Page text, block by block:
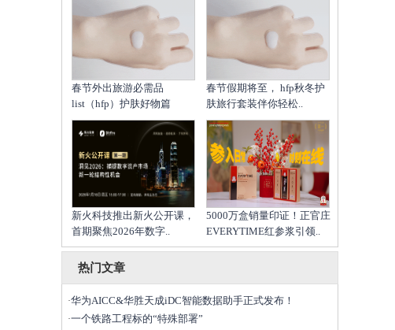
春节外出旅游必需品
list（hfp）护肤好物篇
春节假期将至， hfp秋冬护
肤旅行套装伴你轻松..
新火科技推出新火公开课，
首期聚焦2026年数字..
5000万盒销量印证！正官庄
EVERYTIME红参浆引领..
热门文章
·华为AICC&华胜天成iDC智能数据助手正式发布！
·一个铁路工程标的“特殊部署”